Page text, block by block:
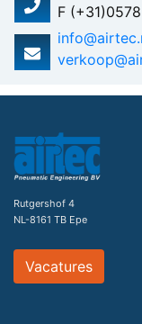
F
Rutgershof 4
NL-8161 TB Epe
Vacatures